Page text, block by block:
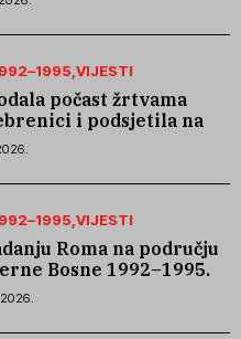
VIJESTI
počast žrtvama
i podsjetila na
iz Skočića
VIJESTI
Roma na području
Bosne 1992–1995.